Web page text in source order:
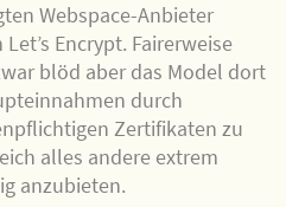
Webspace-Anbieter
Encrypt. Fairerweise
blöd aber das Model dort
durch
Zertifikaten zu
alles andere extrem
anzubieten.